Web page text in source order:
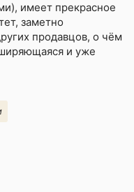
имеет прекрасное
заметно
продавцов, о чём
и уже